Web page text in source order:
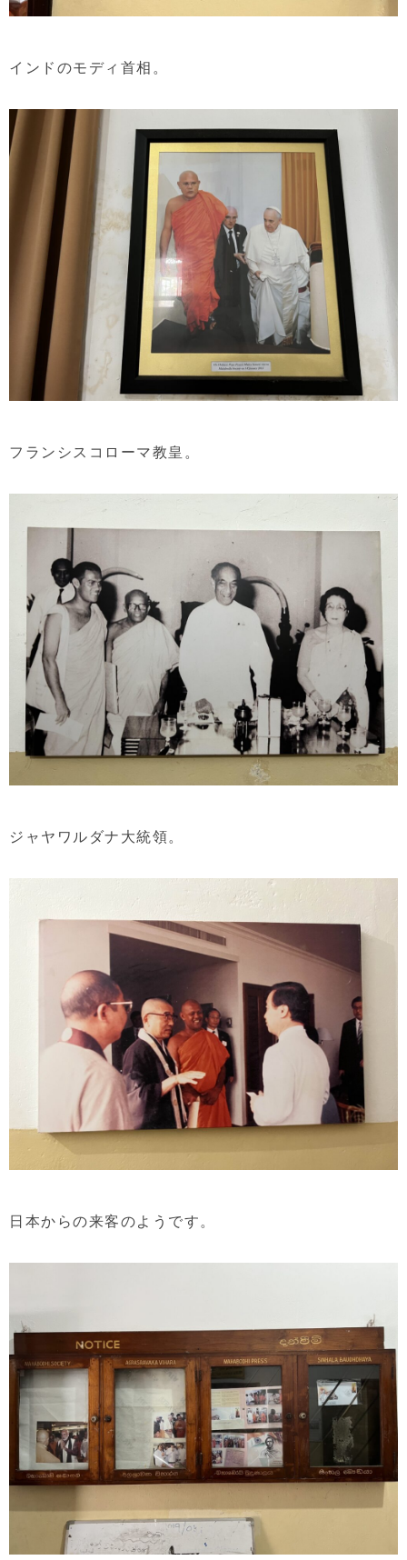
インドのモディ首相。
フランシスコローマ教皇。
ジャヤワルダナ大統領。
日本からの来客のようです。